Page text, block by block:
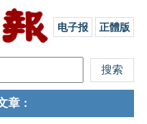
电子报 正體版
章 ：